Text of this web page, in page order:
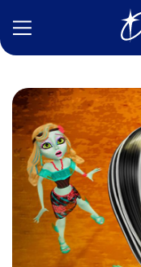
Фильмы
Статьи
Сериалы
Новости
Подборки